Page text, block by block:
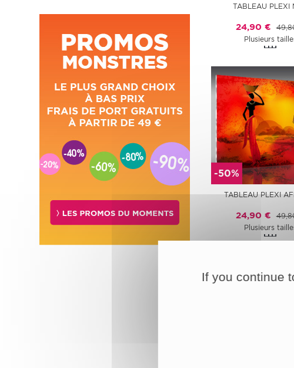
TABLEAU PLEXI
24,90 €
Plusieurs
-50%
TABLEAU PLEXI
24,90 €
Plusieurs
If you continue